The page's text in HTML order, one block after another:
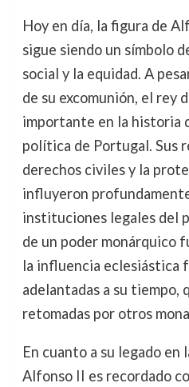
Hoy en día, la figura de
sigue siendo un símbolo
social y la equidad. A
de su excomunión, el rey
importante en la historia
política de Portugal. Sus
derechos civiles y la
influyeron
instituciones legales del
de un poder monárquico
la influencia eclesiástica
adelantadas a su tiempo,
retomadas por otros
En cuanto a su legado
Alfonso II es recordado